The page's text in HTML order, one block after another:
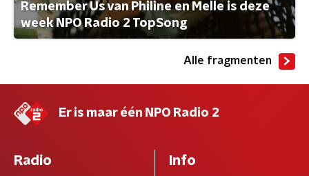
Remember Us van Philine en Melle is deze
week NPO Radio 2 TopSong
Alle fragmenten
Er is maar één NPO Radio 2
Radio Info